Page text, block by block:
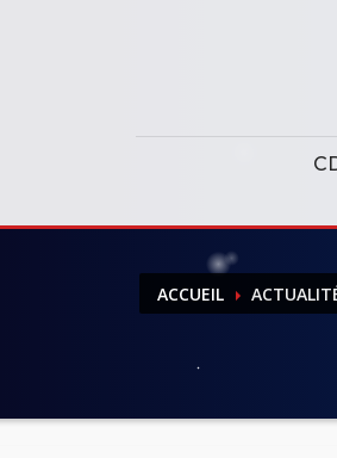
ACCUEIL